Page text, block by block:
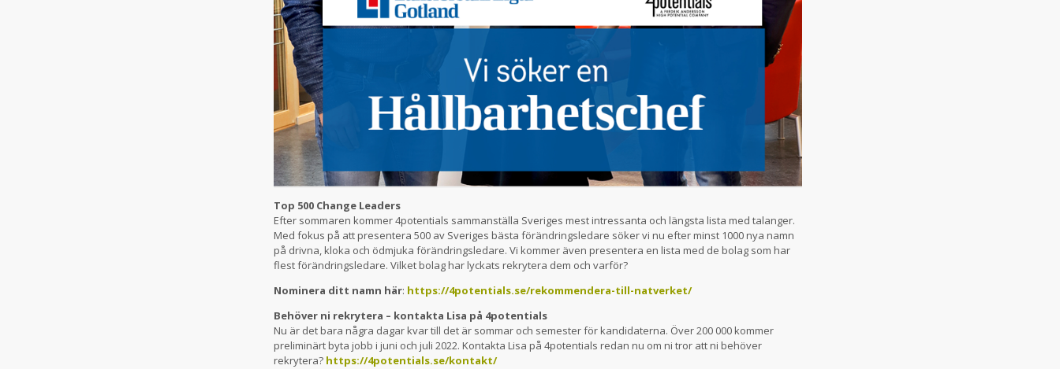
Top 500 Change Leaders
Efter sommaren kommer 4potentials sammanställa Sveriges mest intressanta och längsta lista med talanger.
Med fokus på att presentera 500 av Sveriges bästa förändringsledare söker vi nu efter minst 1000 nya namn
på drivna, kloka och ödmjuka förändringsledare. Vi kommer även presentera en lista med de bolag som har
flest förändringsledare. Vilket bolag har lyckats rekrytera dem och varför?
Nominera ditt namn här: https://4potentials.se/rekommendera-till-natverket/
Behöver ni rekrytera – kontakta Lisa på 4potentials
Nu är det bara några dagar kvar till det är sommar och semester för kandidaterna. Över 200 000 kommer
preliminärt byta jobb i juni och juli 2022. Kontakta Lisa på 4potentials redan nu om ni tror att ni behöver
rekrytera? https://4potentials.se/kontakt/